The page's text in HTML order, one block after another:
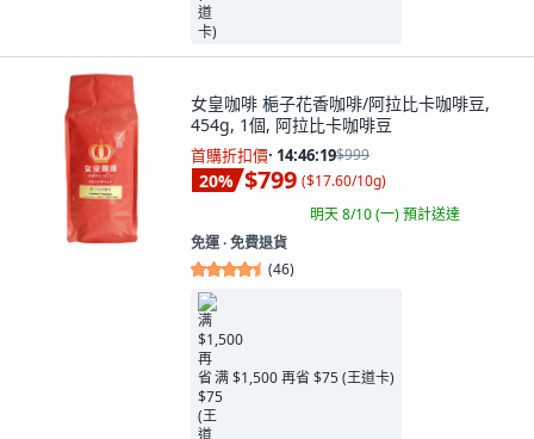
女皇咖啡 梔子花香咖啡/阿拉比卡咖啡豆,
454g, 1個, 阿拉比卡咖啡豆
首購折扣價· 14:46:17$999
20% $799 ($17.60/10g)
明天 8/10 (一)預計送達
免運 ∙ 免費退貨
(46)
满 $1,500 再省 $75 (王道卡)